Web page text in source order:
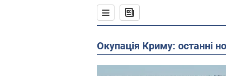
Окупація Криму: останні